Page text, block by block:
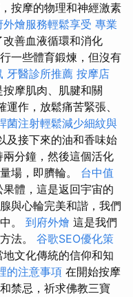
按摩的物理和神經激素
外燴服務輕鬆享受 專業
善血液循環和消化
一些體育鍛煉，但沒有
牙醫診所推薦 按摩店
摩肌肉、肌腱和關
作，放鬆痛苦緊張、
菌注射輕鬆減少細紋與
及接下來的油和香味始
分鐘，然後這個活化
場，即臍輪。 台中值
果體，這是返回宇宙的
與心輪完美和諧，我們
。 到府外燴 這是我們
法。 谷歌SEO優化策
文化傳統的信仰和知
的注意事項 在開始按摩
禁忌，祈求佛教三寶